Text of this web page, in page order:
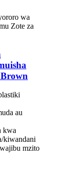
au
kwa
kiwandani
mzito